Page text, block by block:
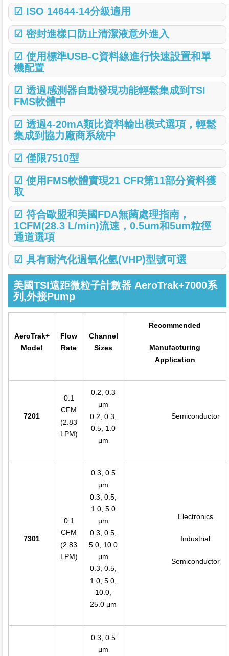
☑ ISO 14644-14分級適用
☑ 密封進樣口防止清潔液意外進入
☑ 使用標準USB-C資料線進行快速設置和單
機配置
☑ 透過感測器自動發現功能輕鬆集成到TSI
FMS軟體中
☑ 透過4-20mA類比資料輸出模式選項，輕鬆
集成到協力廠商系統中
☑ 僅限7510型
☑ 使用FMS軟體實現21 CFR第11部分資料獲
取
☑ 符合歐盟和美國FDA無菌處理指南，
1CFM(28.3 L/min)流速，0.5um和5um粒徑
通道選項
☑ 具有耐汽化過氧化氫(VHP)型號可選
美國TSI遠距微粒子計數器 AeroTrak+7000系
列,外接Pump
AeroTrak+
Model
Flow
Rate
Channel
Sizes
Recommended
Manufacturing
Application
7201
0.1
CFM
(2.83
LPM)
0.2, 0.3
μm
0.2, 0.3,
0.5, 1.0
μm
Semiconductor
7301
0.1
CFM
(2.83
LPM)
0.3, 0.5
μm
0.3, 0.5,
1.0, 5.0
μm
0.3, 0.5,
5.0, 10.0
μm
0.3, 0.5,
1.0, 5.0,
10.0,
25.0 μm
Electronics
Industrial
Semiconductor
0.3, 0.5
μm